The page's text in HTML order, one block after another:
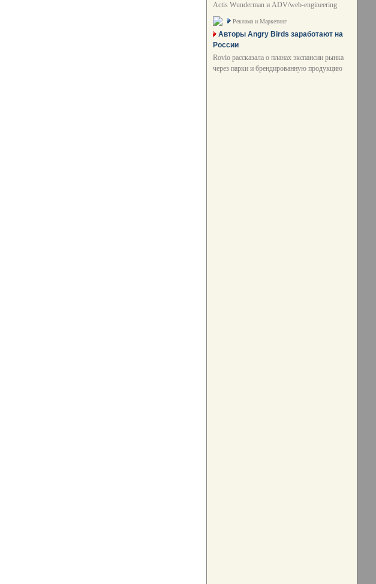
Actis Wunderman и ADV/web-engineering
Реклама и Маркетинг
Авторы Angry Birds заработают на
России
Rovio рассказала о планах экспансии рынка
через парки и брендированную продукцию